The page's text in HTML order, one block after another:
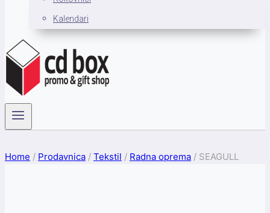
Kalendari
Home / Prodavnica / Tekstil / Radna oprema / SEAGULL